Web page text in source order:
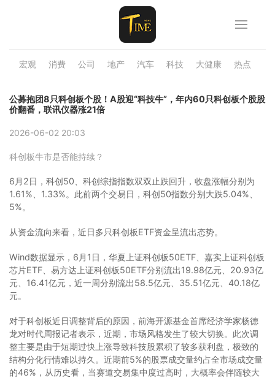
宏观 消费 公司 地产 汽车 科技 大健康 热点
公募抱团8只科创板个股！A股迎“科技牛”，年内60只科创板个股股
价翻番，联讯仪器涨21倍
2026-06-02 20:03
科创板牛市是否能持续？
6月2日，科创50、科创综指指数双双止跌回升，收盘涨幅分别为
1.61%、1.33%。此前两个交易日，科创50指数分别大跌5.04%、
5%。
从资金流向来看，近日多只科创板ETF资金呈流出态势。
Wind数据显示，6月1日，华夏上证科创板50ETF、嘉实上证科创板
芯片ETF、易方达上证科创板50ETF分别流出19.98亿元、20.93亿
元、16.41亿元，近一周分别流出58.5亿元、35.51亿元、40.18亿
元。
对于科创板近日调整背后的原因，前海开源基金首席经济学家杨德
龙对时代周报记者表示，近期，市场风格发生了较大切换。此次调
整主要是由于短期过快上涨导致科技股累积了较多获利盘，极致的
结构分化行情难以持久。近期前5%的股票成交量约占全市场成交量
的46%，从历史看，当赛道交易集中度过高时，大概率会伴随较大